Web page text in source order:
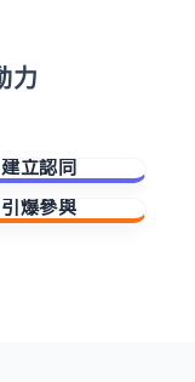
力
建立認同
歸屬與賦能
引爆參與